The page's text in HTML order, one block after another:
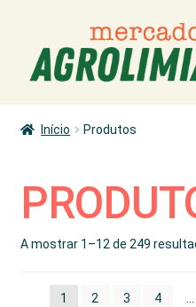
para
para
COMO COMPRAR
PRODUTOS
Início Produtos
A mostrar 1–12 de 249
1 2 3 4 …